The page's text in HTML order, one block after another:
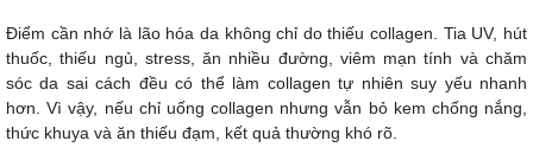
Điểm cần nhớ là lão hóa da không chỉ do thiếu collagen. Tia UV, hút
thuốc, thiếu ngủ, stress, ăn nhiều đường, viêm mạn tính và chăm
sóc da sai cách đều có thể làm collagen tự nhiên suy yếu nhanh
hơn. Vì vậy, nếu chỉ uống collagen nhưng vẫn bỏ kem chống nắng,
thức khuya và ăn thiếu đạm, kết quả thường khó rõ.